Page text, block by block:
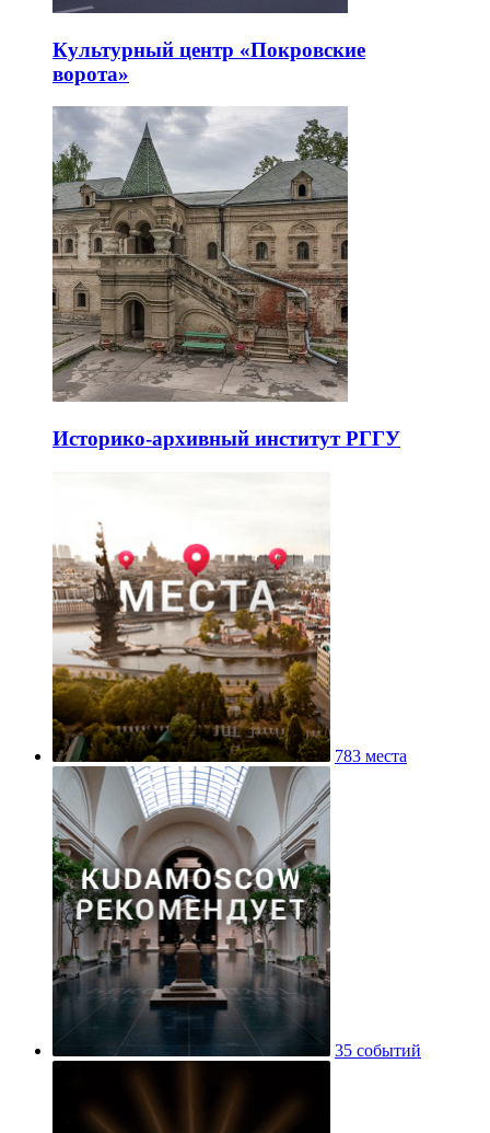
Культурный центр «Покровские
ворота»
Историко-архивный институт РГГУ
783 места
35 событий